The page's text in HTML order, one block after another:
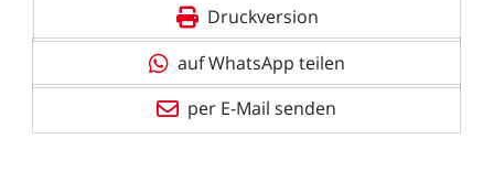
Druckversion
auf WhatsApp teilen
per E-Mail senden